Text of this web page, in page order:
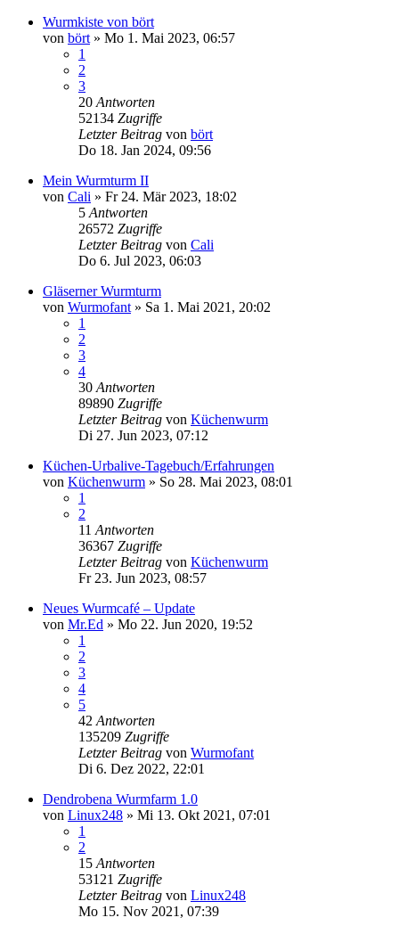
Wurmkiste von bört
von bört » Mo 1. Mai 2023, 06:57
1
2
3
20 Antworten
52134 Zugriffe
Letzter Beitrag von bört
Do 18. Jan 2024, 09:56
Mein Wurmturm II
von Cali » Fr 24. Mär 2023, 18:02
5 Antworten
26572 Zugriffe
Letzter Beitrag von Cali
Do 6. Jul 2023, 06:03
Gläserner Wurmturm
von Wurmofant » Sa 1. Mai 2021, 20:02
1
2
3
4
30 Antworten
89890 Zugriffe
Letzter Beitrag von Küchenwurm
Di 27. Jun 2023, 07:12
Küchen-Urbalive-Tagebuch/Erfahrungen
von Küchenwurm » So 28. Mai 2023, 08:01
1
2
11 Antworten
36367 Zugriffe
Letzter Beitrag von Küchenwurm
Fr 23. Jun 2023, 08:57
Neues Wurmcafé – Update
von Mr.Ed » Mo 22. Jun 2020, 19:52
1
2
3
4
5
42 Antworten
135209 Zugriffe
Letzter Beitrag von Wurmofant
Di 6. Dez 2022, 22:01
Dendrobena Wurmfarm 1.0
von Linux248 » Mi 13. Okt 2021, 07:01
1
2
15 Antworten
53121 Zugriffe
Letzter Beitrag von Linux248
Mo 15. Nov 2021, 07:39